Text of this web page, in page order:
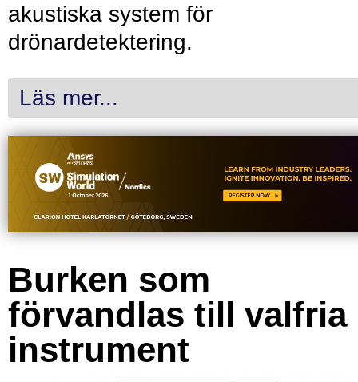
akustiska system för
drönardetektering.
Läs mer...
Burken som
förvandlas till valfria
instrument